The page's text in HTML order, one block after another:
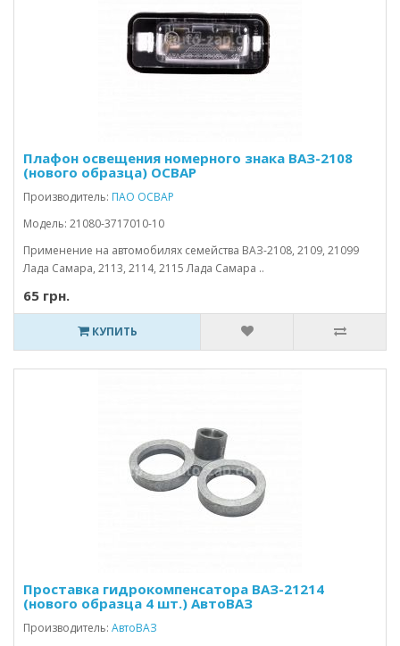
Плафон освещения номерного знака ВАЗ-2108
(нового образца) ОСВАР
Производитель: ПАО ОСВАР
Модель: 21080-3717010-10
Применение на автомобилях семейства ВАЗ-2108, 2109, 21099
Лада Самара, 2113, 2114, 2115 Лада Самара ..
65 грн.
КУПИТЬ
Проставка гидрокомпенсатора ВАЗ-21214
(нового образца 4 шт.) АвтоВАЗ
Производитель: АвтоВАЗ